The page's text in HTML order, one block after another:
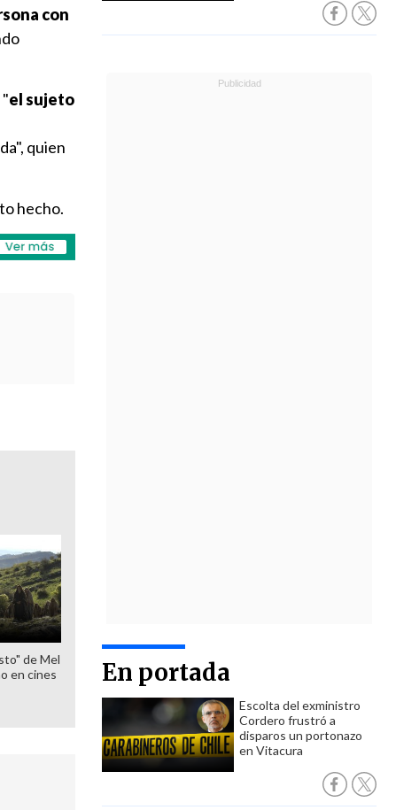
En portada
Escolta del exministro
Cordero frustró a
disparos un portonazo
en Vitacura
con
el sujeto
quien
hecho.
de Mel
en cines